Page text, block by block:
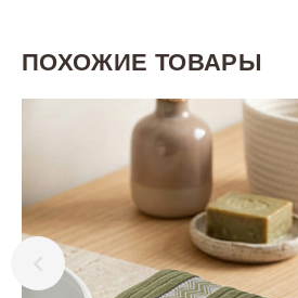
ПОХОЖИЕ ТОВАРЫ